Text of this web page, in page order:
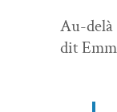
Au-
dit